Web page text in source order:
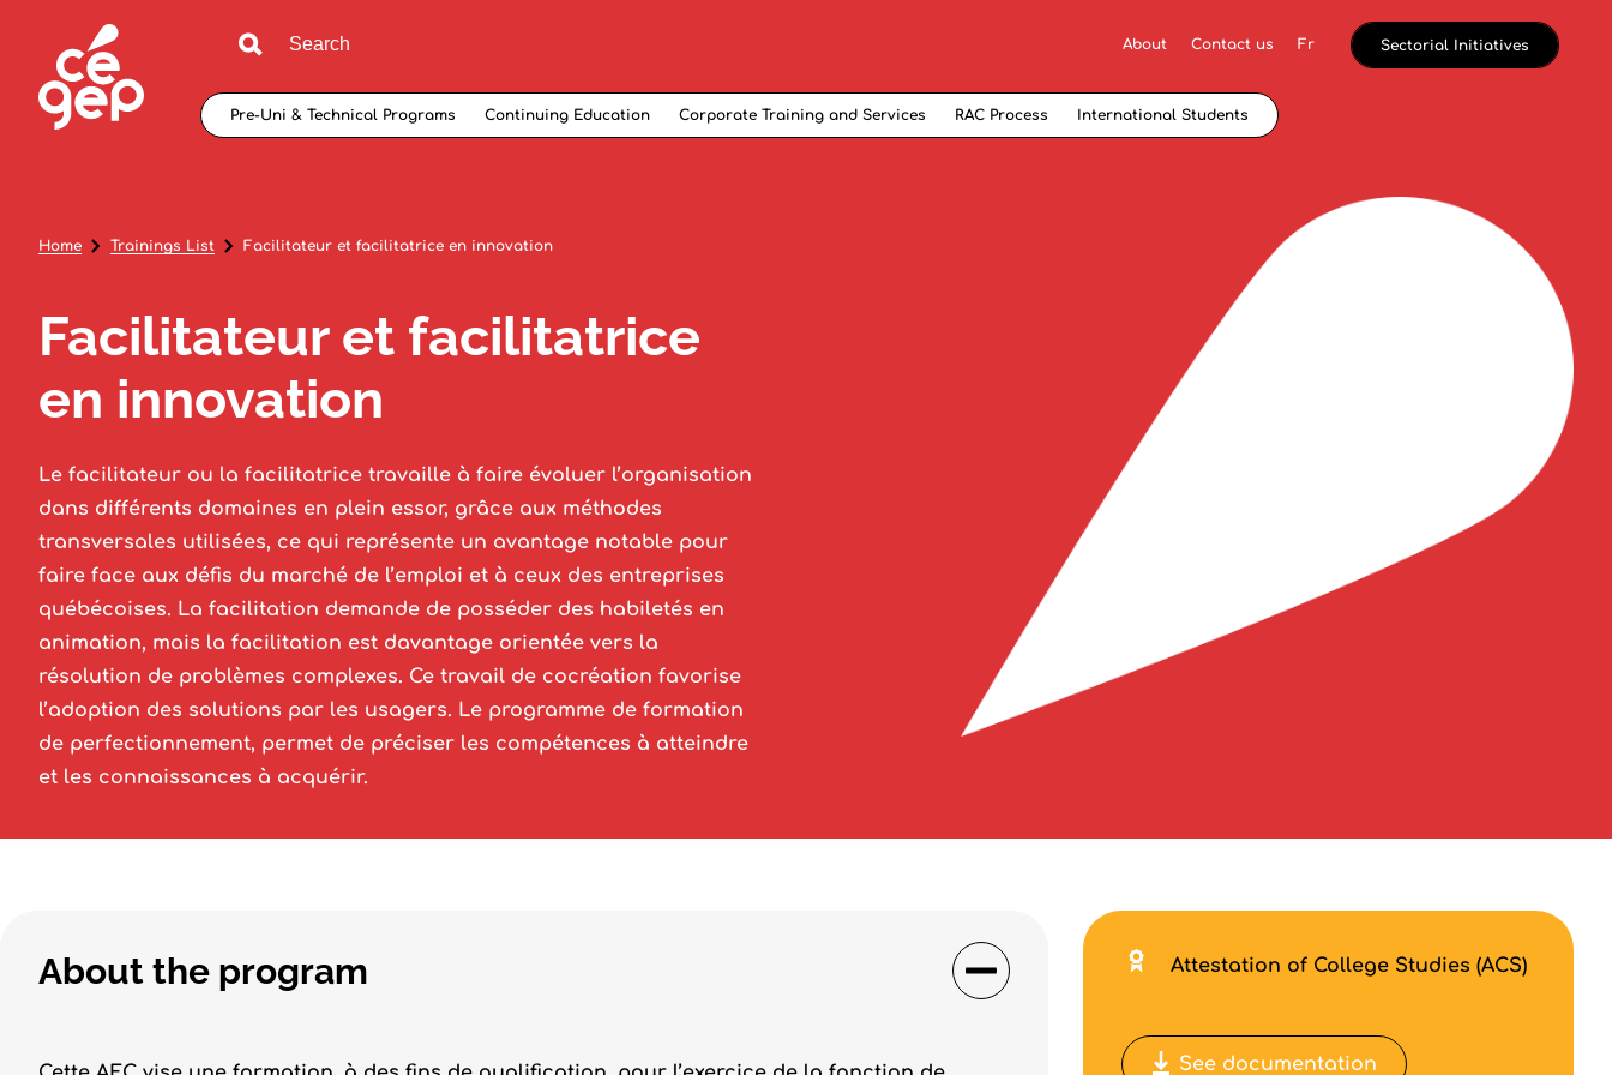
About Contact us Fr Sectorial Initiatives
Pre-Uni & Technical Programs Continuing Education Corporate Training and Services RAC Process International Students
Home Trainings List Facilitateur et facilitatrice en innovation
Facilitateur et facilitatrice
en innovation
Le facilitateur ou la facilitatrice travaille à faire évoluer l’organisation
dans différents domaines en plein essor, grâce aux méthodes
transversales utilisées, ce qui représente un avantage notable pour
faire face aux défis du marché de l’emploi et à ceux des entreprises
québécoises. La facilitation demande de posséder des habiletés en
animation, mais la facilitation est davantage orientée vers la
résolution de problèmes complexes. Ce travail de cocréation favorise
l’adoption des solutions par les usagers. Le programme de formation
de perfectionnement, permet de préciser les compétences à atteindre
et les connaissances à acquérir.
About the program Attestation of College Studies (ACS)
See documentation